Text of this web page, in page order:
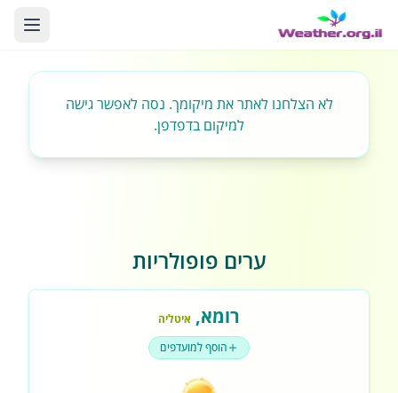
לא הצלחנו לאתר את מיקומך. נסה לאפשר גישה
למיקום בדפדפן.
ערים פופולריות
רומא, איטליה
הוסף למועדפים